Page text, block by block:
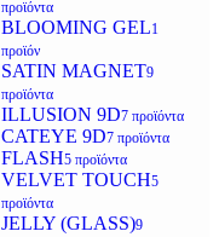
προϊόντα
BLOOMING GEL1
προϊόν
SATIN MAGNET9
προϊόντα
ILLUSION 9D7 προϊόντα
CATEYE 9D7 προϊόντα
FLASH5 προϊόντα
VELVET TOUCH5
προϊόντα
JELLY (GLASS)9